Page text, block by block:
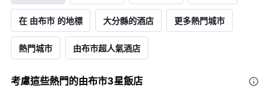
在 由布市 的地標 大分縣的酒店 更多熱門城市
熱門城市 由布市超人氣酒店
考慮這些熱門的由布市3星​飯店